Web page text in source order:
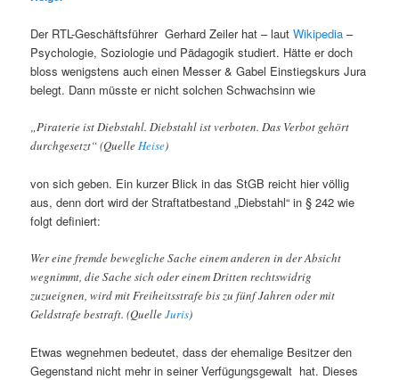
Der RTL-Geschäftsführer Gerhard Zeiler hat – lautWikipedia –
Psychologie, Soziologie und Pädagogik studiert. Hätte er doch
bloss wenigstens auch einen Messer & Gabel Einstiegskurs Jura
belegt. Dann müsste er nicht solchen Schwachsinn wie
„Piraterie ist Diebstahl. Diebstahl ist verboten. Das Verbot gehört
durchgesetzt“ (QuelleHeise)
von sich geben. Ein kurzer Blick in das StGB reicht hier völlig
aus, denn dort wird der Straftatbestand „Diebstahl“ in § 242 wie
folgt definiert:
Wer eine fremde bewegliche Sache einem anderen in der Absicht
wegnimmt, die Sache sich oder einem Dritten rechtswidrig
zuzueignen, wird mit Freiheitsstrafe bis zu fünf Jahren oder mit
Geldstrafe bestraft. (QuelleJuris)
Etwas wegnehmen bedeutet, dass der ehemalige Besitzer den
Gegenstand nicht mehr in seiner Verfügungsgewalt hat. Dieses